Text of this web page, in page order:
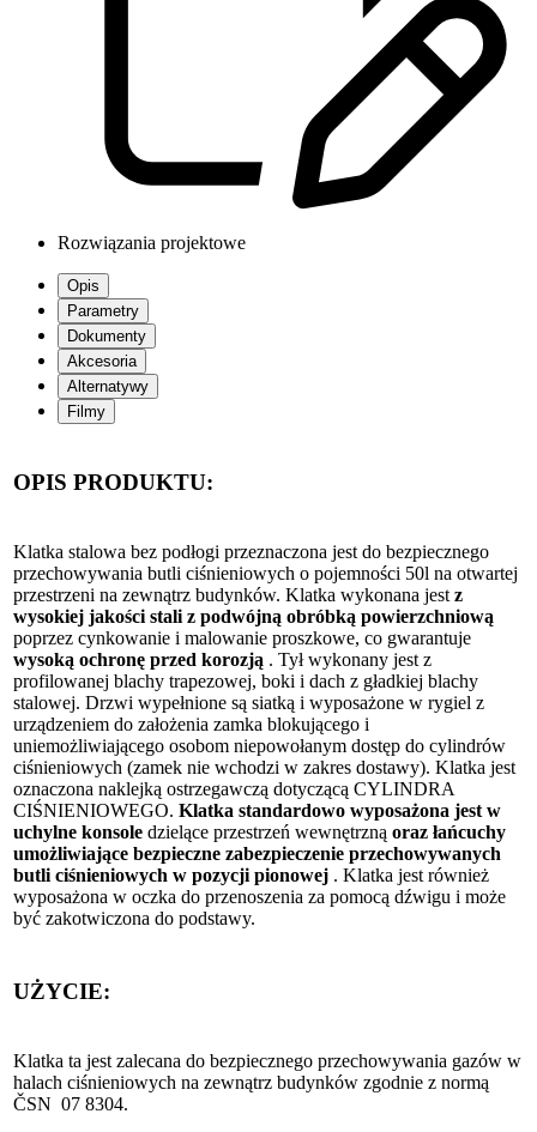
Rozwiązania projektowe
Opis
Parametry
Dokumenty
Akcesoria
Alternatywy
Filmy
OPIS PRODUKTU:
Klatka stalowa bez podłogi przeznaczona jest do bezpiecznego
przechowywania butli ciśnieniowych o pojemności 50l na otwartej
przestrzeni na zewnątrz budynków. Klatka wykonana jest z
wysokiej jakości stali z podwójną obróbką powierzchniową
poprzez cynkowanie i malowanie proszkowe, co gwarantuje
wysoką ochronę przed korozją . Tył wykonany jest z
profilowanej blachy trapezowej, boki i dach z gładkiej blachy
stalowej. Drzwi wypełnione są siatką i wyposażone w rygiel z
urządzeniem do założenia zamka blokującego i
uniemożliwiającego osobom niepowołanym dostęp do cylindrów
ciśnieniowych (zamek nie wchodzi w zakres dostawy). Klatka jest
oznaczona naklejką ostrzegawczą dotyczącą CYLINDRA
CIŚNIENIOWEGO. Klatka standardowo wyposażona jest w
uchylne konsole dzielące przestrzeń wewnętrzną oraz łańcuchy
umożliwiające bezpieczne zabezpieczenie przechowywanych
butli ciśnieniowych w pozycji pionowej . Klatka jest również
wyposażona w oczka do przenoszenia za pomocą dźwigu i może
być zakotwiczona do podstawy.
UŻYCIE:
Klatka ta jest zalecana do bezpiecznego przechowywania gazów w
halach ciśnieniowych na zewnątrz budynków zgodnie z normą
ČSN 07 8304.